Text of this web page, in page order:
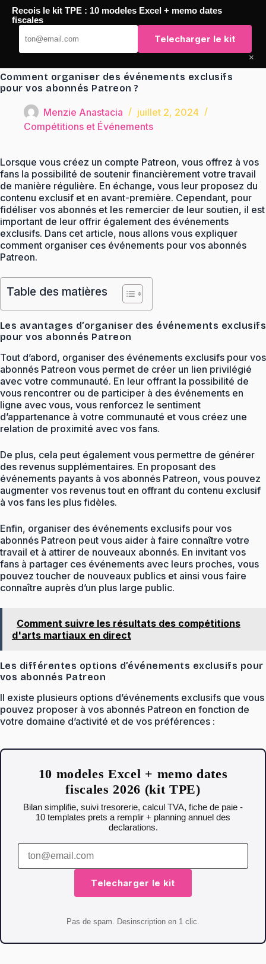
Passer
contenu
TaqTaq
Comment organiser des événements exclusifs
pour vos abonnés Patreon ?
Menzie Anastacia
juillet 2, 2024
Compétitions et Événements
Lorsque vous créez un compte Patreon, vous offrez à vos
fans la possibilité de soutenir financièrement votre travail
de manière régulière. En échange, vous leur proposez du
contenu exclusif et en avant-première. Cependant, pour
fidéliser vos abonnés et les remercier de leur soutien, il est
important de leur offrir également des événements
exclusifs. Dans cet article, nous allons vous expliquer
comment organiser ces événements pour vos abonnés
Patreon.
Table des matières
Les avantages d’organiser des événements exclusifs
pour vos abonnés Patreon
Tout d’abord, organiser des événements exclusifs pour vos
abonnés Patreon vous permet de créer un lien privilégié
avec votre communauté. En leur offrant la possibilité de
vous rencontrer ou de participer à des événements en
ligne avec vous, vous renforcez le sentiment
d’appartenance à votre communauté et vous créez une
relation de proximité avec vos fans.
De plus, cela peut également vous permettre de générer
des revenus supplémentaires. En proposant des
événements payants à vos abonnés Patreon, vous pouvez
augmenter vos revenus tout en offrant du contenu exclusif
à vos fans les plus fidèles.
Enfin, organiser des événements exclusifs pour vos
abonnés Patreon peut vous aider à faire connaître votre
travail et à attirer de nouveaux abonnés. En invitant vos
fans à partager ces événements avec leurs proches, vous
pouvez toucher de nouveaux publics et ainsi vous faire
connaître auprès d’un plus large public.
Comment suivre les résultats des compétitions
d'arts martiaux en direct
Les différentes options d’événements exclusifs pour
vos abonnés Patreon
Il existe plusieurs options d’événements exclusifs que vous
pouvez proposer à vos abonnés Patreon en fonction de
votre domaine d’activité et de vos préférences :
10 modeles Excel + memo dates
fiscales 2026 (kit TPE)
Bilan simplifie, suivi tresorerie, calcul TVA, fiche de paie -
10 templates prets a remplir + planning annuel des
declarations.
Telecharger le kit
Pas de spam. Desinscription en 1 clic.
Recois le kit TPE : 10 modeles Excel + memo dates
fiscales
Telecharger le kit
×